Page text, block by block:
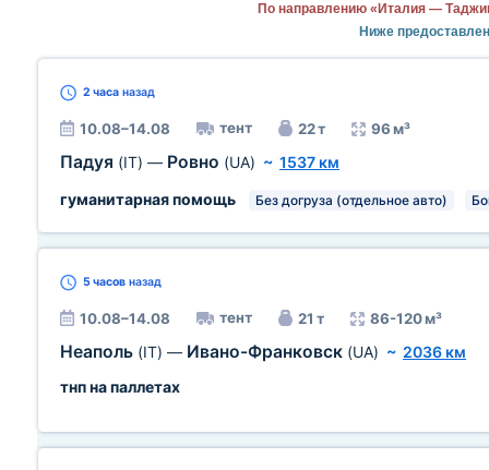
По направлению «Италия —
Ниже
2 часа назад
10.08–14.08 тент 22 т 96 м³
Падуя (IT) — Ровно (UA) ~ 1537 км
гуманитарная помощь
Без догруза (отдельное авто)
5 часов назад
10.08–14.08 тент 21 т 86-120 м³
Неаполь (IT) — Ивано-Франковск (UA) ~ 2036 км
тнп на паллетах